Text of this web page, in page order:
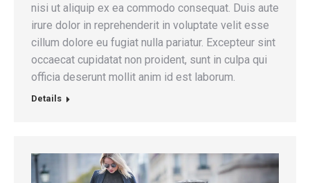
nisi ut aliquip ex ea commodo consequat. Duis aute
irure dolor in reprehenderit in voluptate velit esse
cillum dolore eu fugiat nulla pariatur. Excepteur sint
occaecat cupidatat non proident, sunt in culpa qui
officia deserunt mollit anim id est laborum.
Details